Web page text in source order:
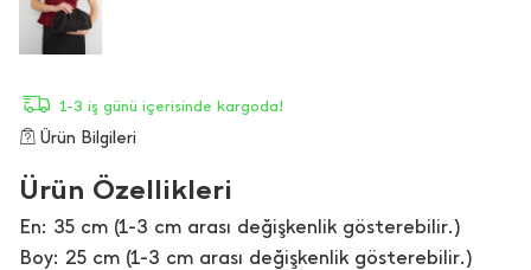
1-3 iş günü içerisinde kargoda!
Ürün Bilgileri
Ürün Özellikleri
En: 35 cm (1-3 cm arası değişkenlik gösterebilir.)
Boy: 25 cm (1-3 cm arası değişkenlik gösterebilir.)